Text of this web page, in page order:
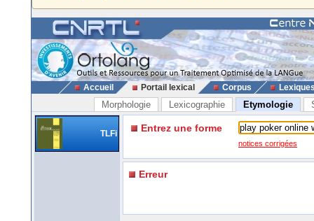
Accueil Portail lexical Corpus
Morphologie Lexicographie Etymologie
TLFi Entrez une forme
notices corrigées
Erreur